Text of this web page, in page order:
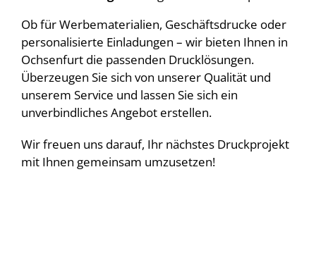
Ob für Werbematerialien, Geschäftsdrucke oder
personalisierte Einladungen – wir bieten Ihnen in
Ochsenfurt die passenden Drucklösungen.
Überzeugen Sie sich von unserer Qualität und
unserem Service und lassen Sie sich ein
unverbindliches Angebot erstellen.
Wir freuen uns darauf, Ihr nächstes Druckprojekt
mit Ihnen gemeinsam umzusetzen!